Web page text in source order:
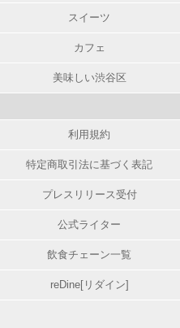
スイーツ
カフェ
美味しい渋谷区
利用規約
特定商取引法に基づく表記
プレスリリース受付
公式ライター
飲食チェーン一覧
reDine[リダイン]